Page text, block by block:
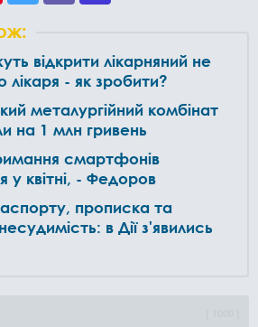
відкрити лікарняний не
лікаря - як зробити?
металургійний комбінат
на 1 млн гривень
смартфонів
у квітні, - Федоров
прописка та
в Дії з'явились